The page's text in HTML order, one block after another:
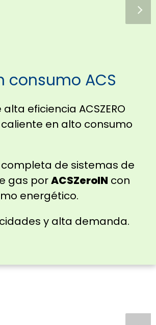
consumo ACS
eficiencia ACSZERO
en alto consumo
completa de sistemas de
gas porACSZeroIN con
energético.
y alta demanda.